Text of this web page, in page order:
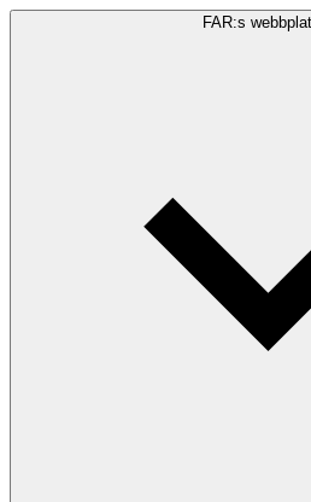
FAR:s